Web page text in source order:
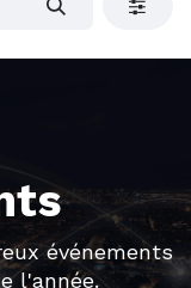
événements
l'année.